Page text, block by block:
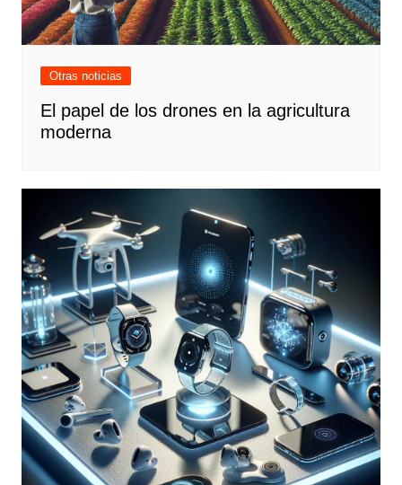
Otras noticias
El papel de los drones en la agricultura
moderna